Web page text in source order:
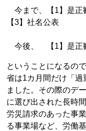
今まで、【1】
【3】社名公表
今後、 【1】是
ということになるの
省は1カ月間だけ「過
ました。その際のデ
に選び出された長時
労災請求のあった事
る事業場など、労働